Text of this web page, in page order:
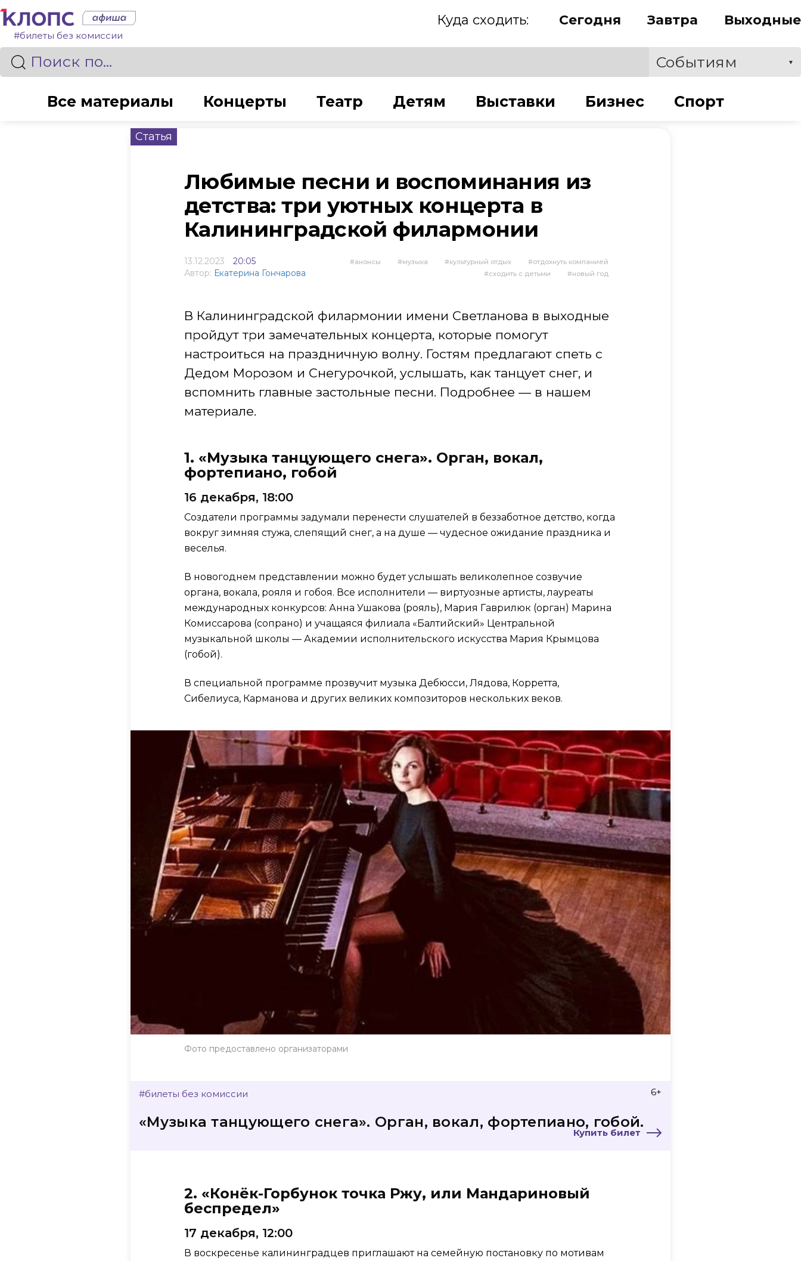
#билеты без комиссии
Куда сходить: Сегодня Завтра Выходные
Событиям ▼
Все материалы Концерты Театр Детям Выставки Бизнес Спорт
Статья
Любимые песни и воспоминания из
детства: три уютных концерта в
Калининградской филармонии
13.12.2023
20:05
Автор: Екатерина Гончарова
анонсы музыка культурный отдых
отдохнуть компанией
сходить с детьми
новый год
В Калининградской филармонии имени Светланова в выходные
пройдут три замечательных концерта, которые помогут
настроиться на праздничную волну. Гостям предлагают спеть с
Дедом Морозом и Снегурочкой, услышать, как танцует снег, и
вспомнить главные застольные песни. Подробнее — в нашем
материале.
1. «Музыка танцующего снега». Орган, вокал,
фортепиано, гобой
16 декабря, 18:00
Создатели программы задумали перенести слушателей в беззаботное детство, когда
вокруг зимняя стужа, слепящий снег, а на душе — чудесное ожидание праздника и
веселья.
В новогоднем представлении можно будет услышать великолепное созвучие
органа, вокала, рояля и гобоя. Все исполнители — виртуозные артисты, лауреаты
международных конкурсов: Анна Ушакова (рояль), Мария Гаврилюк (орган) Марина
Комиссарова (сопрано) и учащаяся филиала «Балтийский» Центральной
музыкальной школы — Академии исполнительского искусства Мария Крымцова
(гобой).
В специальной программе прозвучит музыка Дебюсси, Лядова, Корретта,
Сибелиуса, Карманова и других великих композиторов нескольких веков.
Фото предоставлено организаторами
6+
#билеты без комиссии
Купить билет
«Музыка танцующего снега». Орган, вокал, фортепиано, гобой.
2. «Конёк-Горбунок точка Ржу, или Мандариновый
беспредел»
17 декабря, 12:00
В воскресенье калининградцев приглашают на семейную постановку по мотивам